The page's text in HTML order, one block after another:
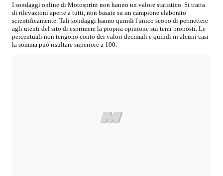
I sondaggi online di Motosprint non hanno un valore statistico. Si tratta
di rilevazioni aperte a tutti, non basate su un campione elaborato
scientificamente. Tali sondaggi hanno quindi l'unico scopo di permettere
agli utenti del sito di esprimere la propria opinione sui temi proposti. Le
percentuali non tengono conto dei valori decimali e quindi in alcuni casi
la somma può risultare superiore a 100.